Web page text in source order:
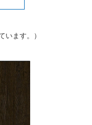
います。）